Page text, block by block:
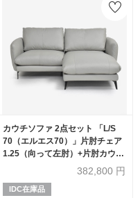
カウチソファ 2点セット 「L/S
70（エルエス70）」片肘チェア
1.25（向って左肘）+片肘カウチ
1.25（向って右肘）幅194cm 革
#H/S-516E ライトグレー色
382,800 円
IDC在庫品